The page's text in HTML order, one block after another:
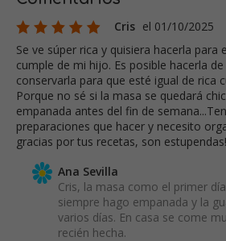
Cris el 01/10/2025
Se ve súper rica y quisiera hacerla para
cumple de mi hijo. Es posible hacerla
conservarla para que esté igual de rica
Porque no sé si la masa se quedará
empanada antes del fin de
preparaciones que hacer y necesito
gracias por tus recetas, son
Ana Sevilla
Cris, la masa como el primer
siempre hago empanada y la
varios días. En casa se come
recién hecha.